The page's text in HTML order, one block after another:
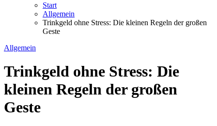
Start
Allgemein
Trinkgeld ohne Stress: Die kleinen Regeln der großen
Geste
Allgemein
Trinkgeld ohne Stress: Die
kleinen Regeln der großen
Geste